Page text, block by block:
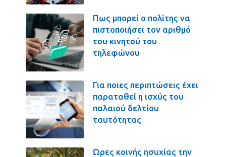
Πως μπορεί ο πολίτης να
πιστοποιήσει τον αριθμό
του κινητού του
τηλεφώνου
Για ποιες περιπτώσεις έχει
παραταθεί η ισχύς του
παλαιού δελτίου
ταυτότητας
Ώρες κοινής ησυχίας την